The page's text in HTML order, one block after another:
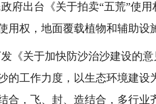
府出台《关于拍卖“五荒”使
用权，地面覆载植物和辅助设
《关于加快防沙治沙建设的
的工作力度，以生态环境建
合，飞、封、造结合，多行